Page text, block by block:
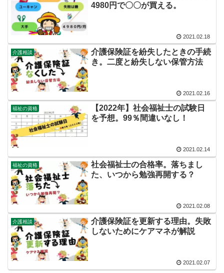
4980円で〇〇が買える。
2021.02.18
介護相談
介護保険証を紛失したときの手続
き。二度と紛失しない保管方法
2021.02.16
福祉の資格
【2022年】社会福祉士の試験日
を予想。99％間違いなし！
2021.02.14
福祉の資格
社会福祉士の合格率。落ちまし
た、いつから勉強再開する？
2021.02.08
介護相談
介護保険証を更新する理由。失敗
しないためにケアマネが解説
2021.02.07